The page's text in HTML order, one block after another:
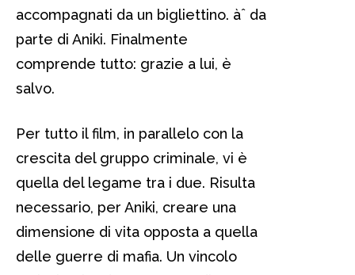
accompagnati da un bigliettino. àˆ da
parte di Aniki. Finalmente
comprende tutto: grazie a lui, è
salvo.
Per tutto il film, in parallelo con la
crescita del gruppo criminale, vi è
quella del legame tra i due. Risulta
necessario, per Aniki, creare una
dimensione di vita opposta a quella
delle guerre di mafia. Un vincolo